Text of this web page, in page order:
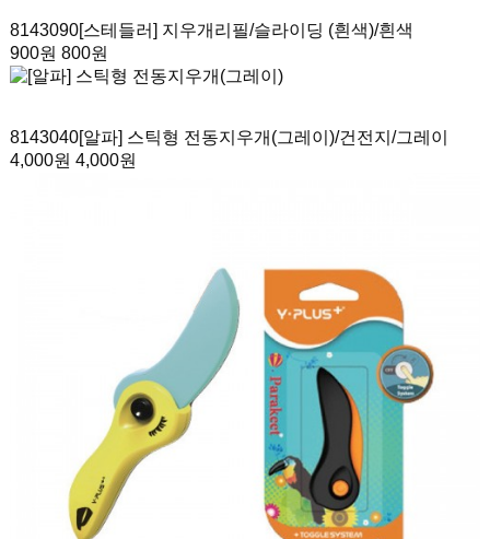
8143090[스테들러] 지우개리필/슬라이딩 (흰색)/흰색
900원 800원
8143040[알파] 스틱형 전동지우개(그레이)/건전지/그레이
4,000원 4,000원